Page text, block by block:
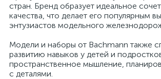
стран. Бренд образует идеальное
качества, что делает его популярным
энтузиастов модельного
Модели и наборы от Bachmann также
развитию навыков у детей и
пространственное мышление,
с деталями.